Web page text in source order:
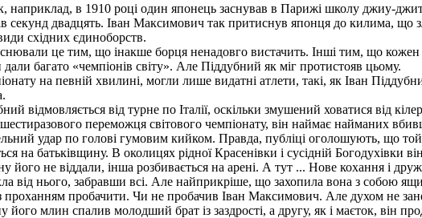
наприклад, в 1910 році один японець заснував в Парижі школу джиу-
секунд двадцять. Іван Максимович так притиснув японця до килима, що
східних єдиноборств.
це тим, що інакше борця ненадовго вистачить. Інші тим, що кожен
багато «чемпіонів світу». Але Піддубний як міг протистояв цьому.
на певній хвилині, могли лише видатні атлети, такі, як Іван
відмовляється від турне по Італії, оскільки змушений ховатися від
переможця світового чемпіонату, він наймає найманих
удар по голові гумовим кийком. Правда, публіці оголошують, що той
на батьківщину. В околицях рідної Красенівки і сусідній Богодухівки
не віддали, інша розбивається на арені. А тут ... Нове кохання і
від нього, забравши всі. Але найприкріше, що захопила вона з собою
пробачити. Чи не пробачив Іван Максимович. Але духом не
млин спалив молодший брат із заздрості, а другу, як і маєток, він